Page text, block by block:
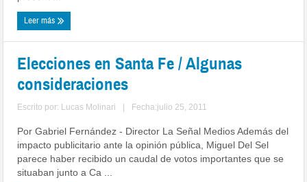
Leer más
Elecciones en Santa Fe / Algunas
consideraciones
Escrito por: Lucas Molinari Fecha:julio 25, 2011
Por Gabriel Fernández - Director La Señal Medios Además del
impacto publicitario ante la opinión pública, Miguel Del Sel
parece haber recibido un caudal de votos importantes que se
situaban junto a Ca ...